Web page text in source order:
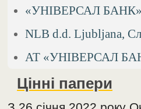
«УНІВЕРСАЛ БАНК»
NLB d.d. Ljubljana,
АТ «УНІВЕРСАЛ
Цінні папери